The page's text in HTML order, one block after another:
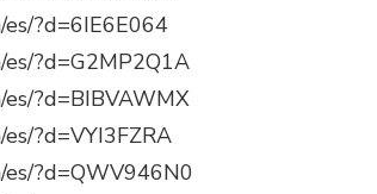
?d=6IE6E064
?d=G2MP2Q1A
?d=BIBVAWMX
?d=VYI3FZRA
?d=QWV946N0